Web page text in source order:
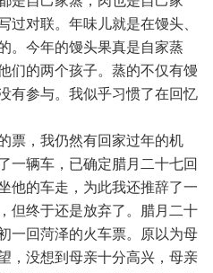
过对联。年味儿就是在馒头、
。今年的馒头果真是自家蒸
们的两个孩子。蒸的不仅有馒
有参与。我似乎习惯了在回忆
票，我仍然有回家过年的机
一辆车，已确定腊月二十七回
他的车走，为此我还推辞了一
但终于还是放弃了。腊月二十
一回菏泽的火车票。原以为母
，没想到母亲十分高兴，母亲